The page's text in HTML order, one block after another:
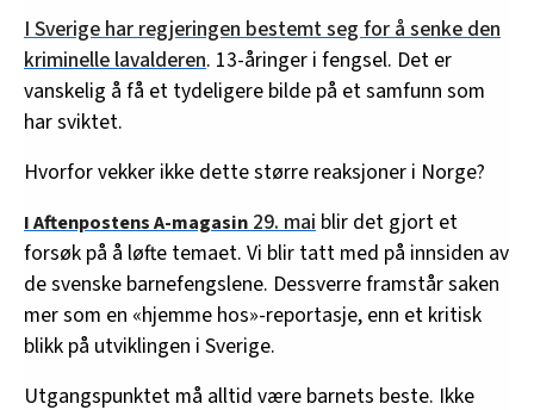
I Sverige har regjeringen bestemt seg for å senke den
kriminelle lavalderen. 13-åringer i fengsel. Det er
vanskelig å få et tydeligere bilde på et samfunn som
har sviktet.
Hvorfor vekker ikke dette større reaksjoner i Norge?
I Aftenpostens A-magasin 29. mai blir det gjort et
forsøk på å løfte temaet. Vi blir tatt med på innsiden av
de svenske barnefengslene. Dessverre framstår saken
mer som en «hjemme hos»-reportasje, enn et kritisk
blikk på utviklingen i Sverige.
Utgangspunktet må alltid være barnets beste. Ikke